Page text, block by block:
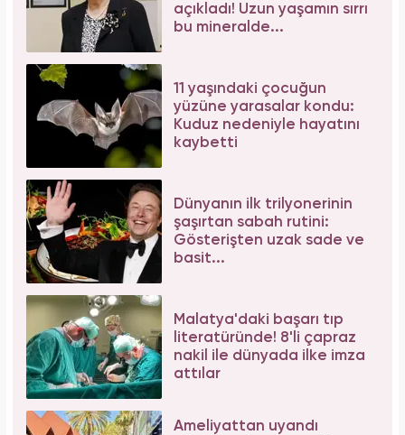
açıkladı! Uzun yaşamın sırrı
bu mineralde...
11 yaşındaki çocuğun
yüzüne yarasalar kondu:
Kuduz nedeniyle hayatını
kaybetti
Dünyanın ilk trilyonerinin
şaşırtan sabah rutini:
Gösterişten uzak sade ve
basit...
Malatya'daki başarı tıp
literatüründe! 8'li çapraz
nakil ile dünyada ilke imza
attılar
Ameliyattan uyandı